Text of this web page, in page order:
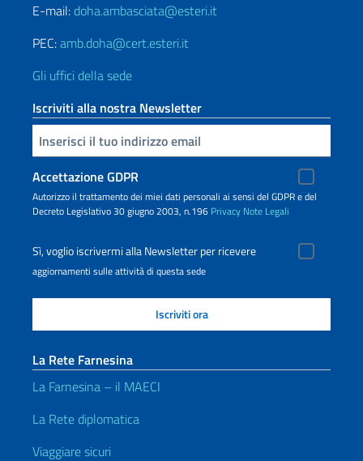
E-mail: doha.ambasciata@esteri.it
PEC:amb.doha@cert.esteri.it
Gli uffici della sede
Iscriviti alla nostra Newsletter
Inserisci la tua email
Accettazione GDPR
Autorizzo il trattamento dei miei dati personali ai sensi del GDPR e del
Decreto Legislativo 30 giugno 2003, n.196 Privacy Note Legali
Sì, voglio iscrivermi alla Newsletter per ricevere
aggiornamenti sulle attività di questa sede
La Rete Farnesina
La Farnesina – il MAECI
La Rete diplomatica
Viaggiare sicuri